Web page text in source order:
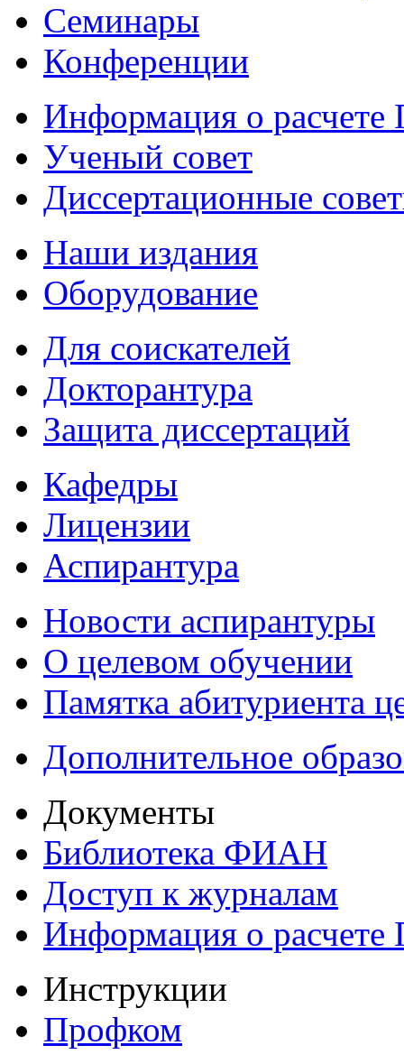
Семинары
Конференции
Информация о
Ученый совет
Диссертационные
Наши издания
Оборудование
Для соискателей
Докторантура
Защита диссертаций
Кафедры
Лицензии
Аспирантура
Новости аспирантуры
О целевом обучении
Памятка абитуриента
Дополнительное
Документы
Библиотека ФИАН
Доступ к журналам
Информация о
Инструкции
Профком